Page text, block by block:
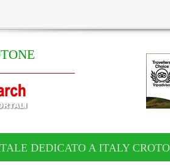
DEDICATO A ITALY